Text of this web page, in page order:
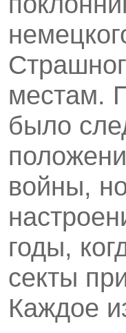
местам.
было
войны,
годы,
секты
Каждое